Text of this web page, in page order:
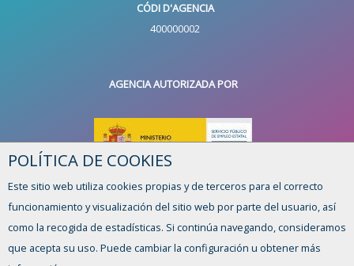
CÓDI D'AGENCIA
400000002
AGENCIA AUTORIZADA POR
HORARI
De dilluns a divendres, de 8:15 a 14:00h
POLÍTICA DE COOKIES
Este sitio web utiliza cookies propias y de terceros para el correcto
funcionamiento y visualización del sitio web por parte del usuario, así
como la recogida de estadísticas. Si continúa navegando, consideramos
que acepta su uso. Puede cambiar la configuración u obtener más